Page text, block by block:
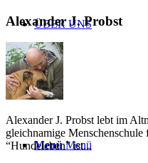
ÜBER UNS
Suche
Menü Menü
Alexander J. Probst
Alexander J. Probst lebt im
gleichnamige Menschenschule
“Hundeleben” ist...